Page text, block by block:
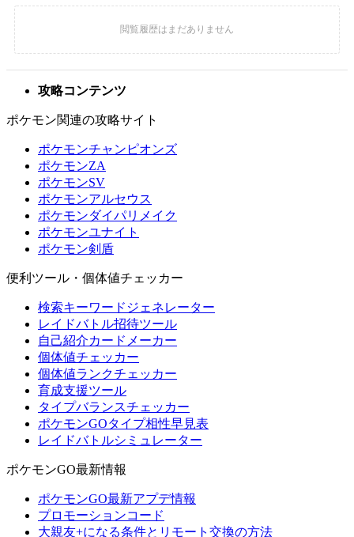
攻略コンテンツ
ポケモン関連の攻略サイト
ポケモンチャンピオンズ
ポケモンZA
ポケモンSV
ポケモンアルセウス
ポケモンダイパリメイク
ポケモンユナイト
ポケモン剣盾
便利ツール・個体値チェッカー
検索キーワードジェネレーター
レイドバトル招待ツール
自己紹介カードメーカー
個体値チェッカー
個体値ランクチェッカー
育成支援ツール
タイプバランスチェッカー
ポケモンGOタイプ相性早見表
レイドバトルシミュレーター
ポケモンGO最新情報
ポケモンGO最新アプデ情報
プロモーションコード
大親友+になる条件とリモート交換の方法